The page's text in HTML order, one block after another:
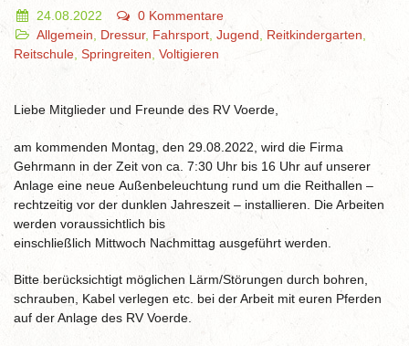
24.08.2022
0 Kommentare
Allgemein
Dressur, Fahrsport Jugend Reitkindergarten
Reitschule Springreiten Voltigieren
Liebe Mitglieder und Freunde des RV Voerde,
am kommenden Montag, den 29.08.2022, wird die Firma
Gehrmann in der Zeit von ca. 7:30 Uhr bis 16 Uhr auf unserer
Anlage eine neue Außenbeleuchtung rund um die Reithallen –
rechtzeitig vor der dunklen Jahreszeit – installieren. Die Arbeiten
werden voraussichtlich bis
einschließlich Mittwoch Nachmittag ausgeführt werden.
Bitte berücksichtigt möglichen Lärm/Störungen durch bohren,
schrauben, Kabel verlegen etc. bei der Arbeit mit euren Pferden
auf der Anlage des RV Voerde.